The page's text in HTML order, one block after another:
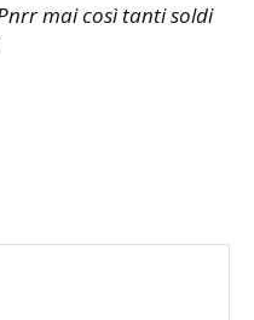
mai così tanti soldi